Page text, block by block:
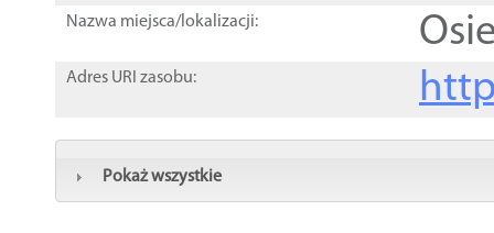
Nazwa miejsca/lokalizacji:
Adres URI zasobu:
Pokaż wszystkie